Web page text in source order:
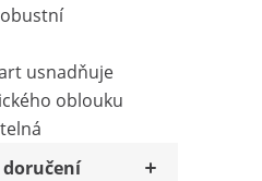
usnadňuje
oblouku